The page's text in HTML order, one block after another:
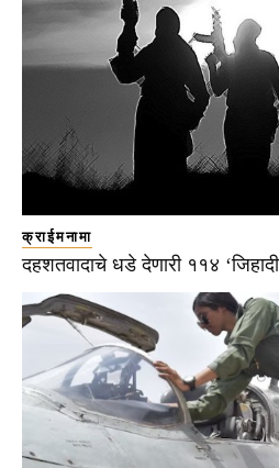
क्राईमनामा
दहशतवादाचे धडे देणारी ११४